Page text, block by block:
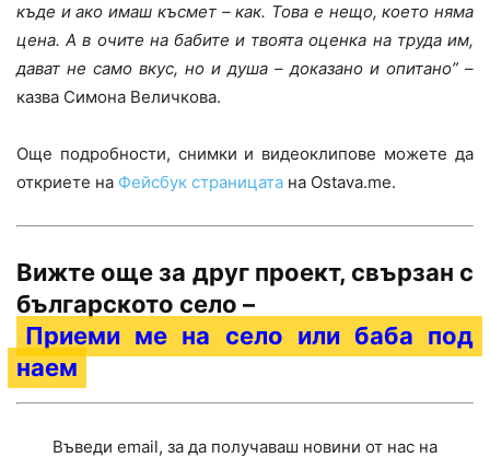
къде и ако имаш късмет – как. Това е нещо, което няма
цена. А в очите на бабите и твоята оценка на труда им,
дават не само вкус, но и душа – доказано и опитано” –
казва Симона Величкова.
Още подробности, снимки и видеоклипове можете да
откриете на Фейсбук страницата на Ostava.me.
Вижте още за друг проект, свързан с
българското село –
Приеми ме на село или баба под
наем
Въведи email, за да получаваш новини от нас на